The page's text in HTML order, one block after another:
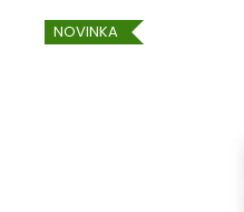
NOVINKA